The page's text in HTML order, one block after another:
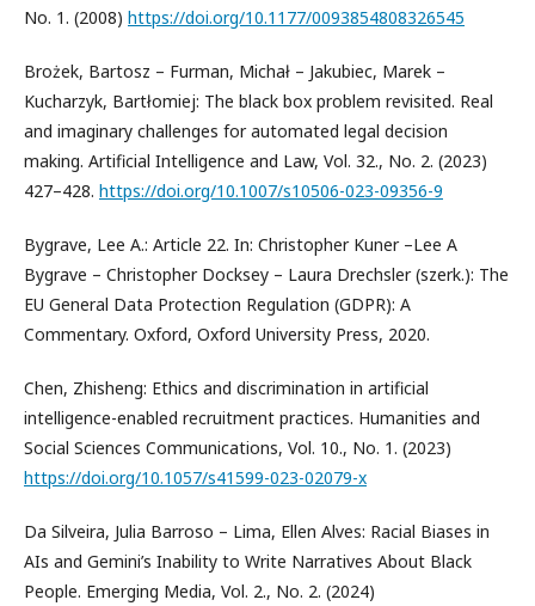
No. 1. (2008) https://doi.org/10.1177/0093854808326545
Brożek, Bartosz – Furman, Michał – Jakubiec, Marek –
Kucharzyk, Bartłomiej: The black box problem revisited. Real
and imaginary challenges for automated legal decision
making. Artificial Intelligence and Law, Vol. 32., No. 2. (2023)
427–428. https://doi.org/10.1007/s10506-023-09356-9
Bygrave, Lee A.: Article 22. In: Christopher Kuner –Lee A
Bygrave – Christopher Docksey – Laura Drechsler (szerk.): The
EU General Data Protection Regulation (GDPR): A
Commentary. Oxford, Oxford University Press, 2020.
Chen, Zhisheng: Ethics and discrimination in artificial
intelligence-enabled recruitment practices. Humanities and
Social Sciences Communications, Vol. 10., No. 1. (2023)
https://doi.org/10.1057/s41599-023-02079-x
Da Silveira, Julia Barroso – Lima, Ellen Alves: Racial Biases in
AIs and Gemini’s Inability to Write Narratives About Black
People. Emerging Media, Vol. 2., No. 2. (2024)